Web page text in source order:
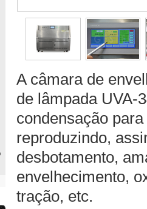
A câmara de
de lâmpada UVA-
condensação
reproduzindo,
desbotamento,
envelhecimento,
tração, etc.